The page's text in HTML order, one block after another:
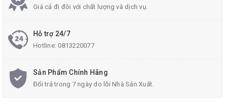
Giá cả đi đôi với chất lượng và dịch vụ.
Hỗ trợ 24/7
Hotline:0813220077
Sản Phẩm Chính Hãng
Đổi trả trong 7 ngày do lỗi Nhà Sản Xuất.